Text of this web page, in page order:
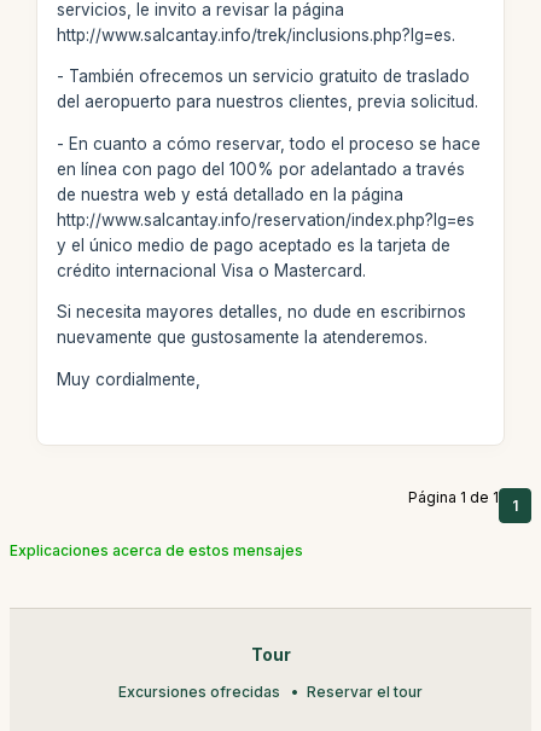
servicios, le invito a revisar la página
http://www.salcantay.info/trek/inclusions.php?lg=es.
- También ofrecemos un servicio gratuito de traslado
del aeropuerto para nuestros clientes, previa solicitud.
- En cuanto a cómo reservar, todo el proceso se hace
en línea con pago del 100% por adelantado a través
de nuestra web y está detallado en la página
http://www.salcantay.info/reservation/index.php?lg=es
y el único medio de pago aceptado es la tarjeta de
crédito internacional Visa o Mastercard.
Si necesita mayores detalles, no dude en escribirnos
nuevamente que gustosamente la atenderemos.
Muy cordialmente,
Página 1 de 1 1
Explicaciones acerca de estos mensajes
Tour
Excursiones ofrecidas Reservar el tour